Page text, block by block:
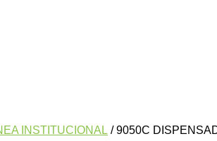
INSTITUCIONAL / 9050C